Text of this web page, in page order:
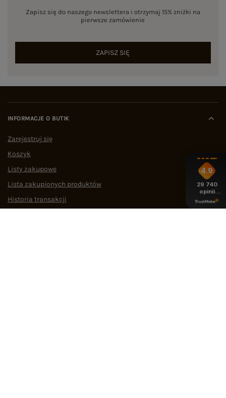
Zapisz się do naszego newslettera i otrzymaj 15% zniżki na
pierwsze zamówienie
ZAPISZ SIĘ
INFORMACJE O BUTIK
Zarejestruj się
Koszyk
Listy zakupowe
Lista zakupionych produktów
Historia transakcji
4.9
29 740
opinii
z całego